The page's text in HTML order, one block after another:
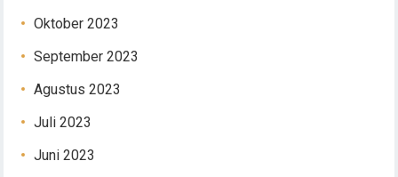
Oktober 2023
September 2023
Agustus 2023
Juli 2023
Juni 2023